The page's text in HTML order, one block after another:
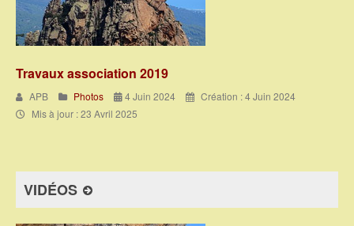
Travaux association 2019
APB Photos 4 Juin 2024
Création : 4 Juin 2024
Mis à jour : 23 Avril 2025
VIDÉOS